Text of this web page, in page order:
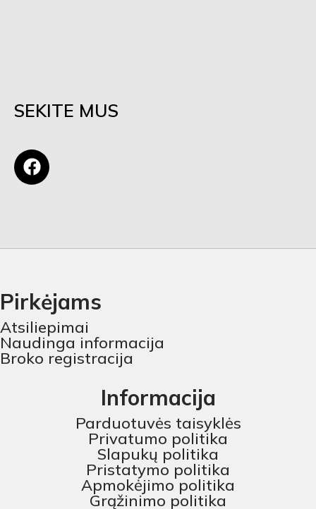
SEKITE MUS
Pirkėjams
Atsiliepimai
Naudinga informacija
Broko registracija
Informacija
Parduotuvės taisyklės
Privatumo politika
Slapukų politika
Pristatymo politika
Apmokėjimo politika
Grąžinimo politika